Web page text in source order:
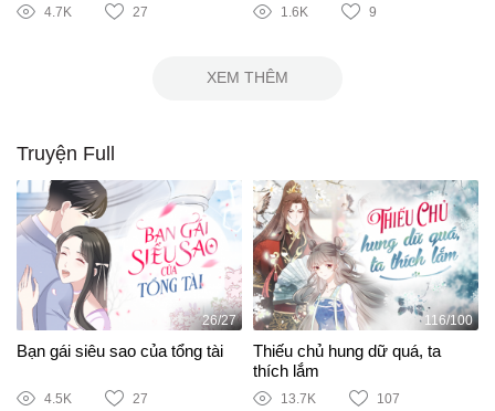
4.7K 27 1.6K 9
XEM THÊM
Truyện Full
26/27
Bạn gái siêu sao của tổng tài
4.5K 27
116/100
Thiếu chủ hung dữ quá, ta
thích lắm
13.7K 107